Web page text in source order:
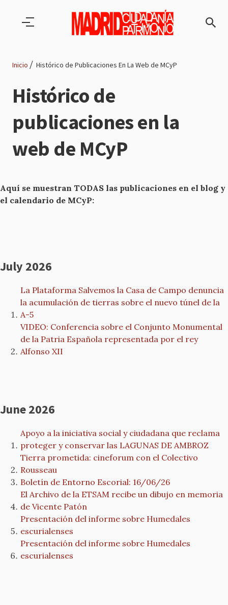
Ruta
de
navegación
Inicio Histórico de Publicaciones En La Web de MCyP
Histórico de
publicaciones en la
web de MCyP
Aquí se muestran TODAS las publicaciones en el blog y
el calendario de MCyP:
July 2026
La Plataforma Salvemos la Casa de Campo denuncia
la acumulación de tierras sobre el nuevo túnel de la
A-5
VIDEO: Conferencia sobre el Conjunto Monumental
de la Patria Española representada por el rey
Alfonso XII
June 2026
Apoyo a la iniciativa social y ciudadana que reclama
proteger y conservar las LAGUNAS DE AMBROZ
Tierra prometida: cineforum con el Colectivo
Rousseau
Boletín de Entorno Escorial: 16/06/26
El Archivo de la ETSAM recibe un dibujo en memoria
de Vicente Patón
Presentación del informe sobre Humedales
escurialenses
Presentación del informe sobre Humedales
escurialenses